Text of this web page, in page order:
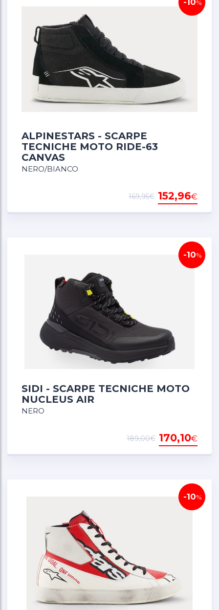
ALPINESTARS - SCARPE
TECNICHE MOTO RIDE-63
CANVAS
NERO/BIANCO
152,96€
169,95€
-10%
SIDI - SCARPE TECNICHE MOTO
NUCLEUS AIR
NERO
170,10€
189,00€
-10%
-10%